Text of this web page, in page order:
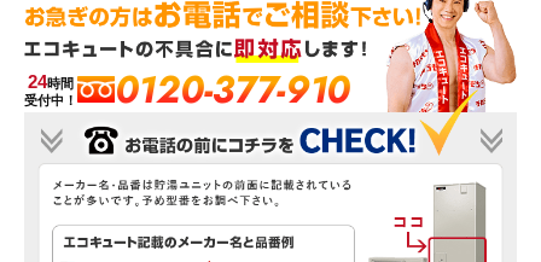
24時間
受付中！
0120-377-910